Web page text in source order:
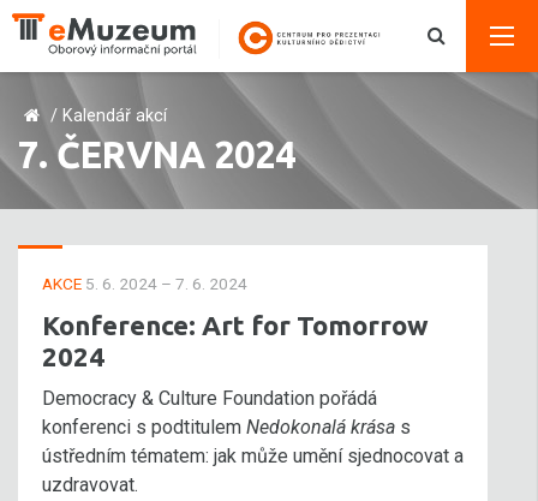
/ Kalendář akcí
7. ČERVNA 2024
AKCE 5. 6. 2024 – 7. 6. 2024
Konference: Art for Tomorrow
2024
Democracy & Culture Foundation pořádá
konferenci s podtitulem Nedokonalá krása s
ústředním tématem: jak může umění sjednocovat a
uzdravovat.